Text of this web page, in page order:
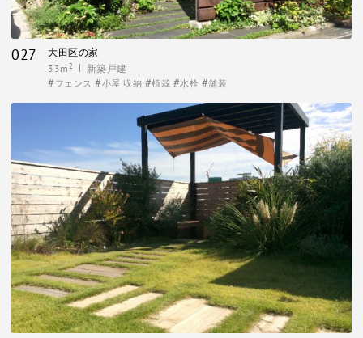
027
大田区の家
33m 2 新築戸建
フェンス 小屋 収納 植栽 水栓 舗装